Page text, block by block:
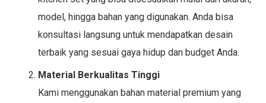
model, hingga bahan yang digunakan. Anda bisa
konsultasi langsung untuk mendapatkan desain
terbaik yang sesuai gaya hidup dan budget Anda.
Material Berkualitas Tinggi
Kami menggunakan bahan material premium yang